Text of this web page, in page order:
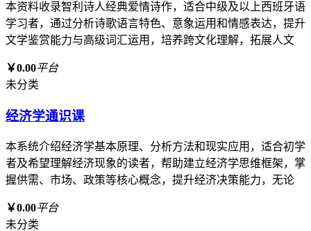
本资料收录智利诗人经典爱情诗作，适合中级及以上西班牙语
学习者，通过分析诗歌语言特色、意象运用和情感表达，提升
文学鉴赏能力与高级词汇运用，培养跨文化理解，拓展人文
￥0.00平台
未分类
经济学通识课
本系统介绍经济学基本原理、分析方法和现实应用，适合初学
者及希望理解经济现象的读者，帮助建立经济学思维框架，掌
握供需、市场、政策等核心概念，提升经济决策能力，无论
￥0.00平台
未分类